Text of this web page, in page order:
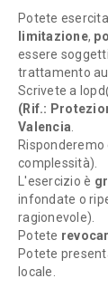
Potete
limitazione,
essere
trattamento
Scrivete a
(Rif.:
Valencia
Risponderemo
complessità).
L'esercizio è
infondate o
ragionevole).
Potete
Potete
locale.